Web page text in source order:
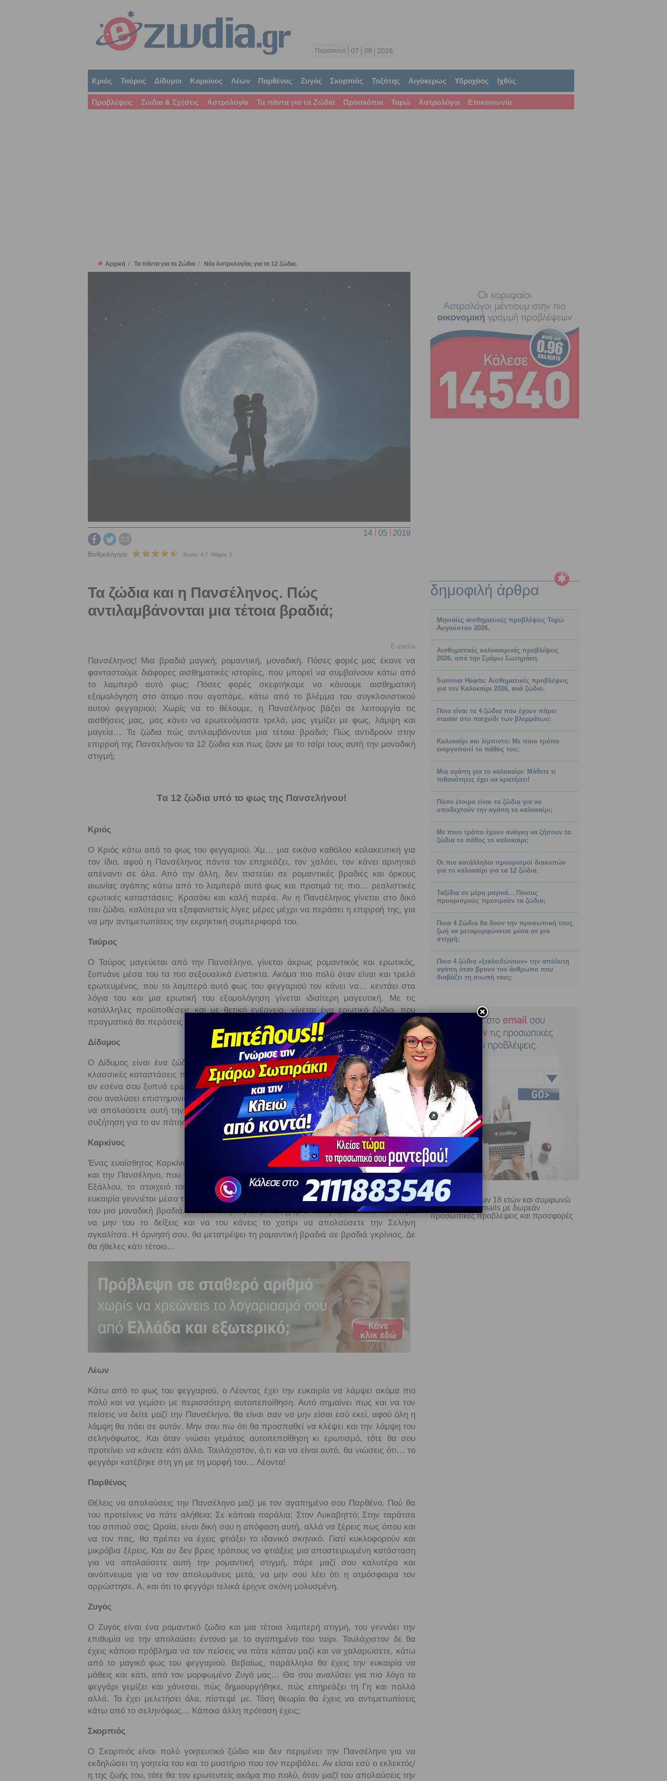
Παρασκευή 07 08 2026
Κριός Ταύρος Δίδυμοι Καρκίνος Λέων Παρθένος Ζυγός Σκορπιός Τοξότης Αιγόκερως Υδροχόος Ιχθύς
Προβλέψεις Ζώδια & Σχέσεις Αστρολογία Τα πάντα για τα Ζώδια Ωροσκόπια Ταρώ Αστρολόγοι Επικοινωνία
Αρχική / Τα πάντα για τα Ζώδια / Νέα Αστρολογίας για τα 12 ζώδια.
Βαθμολόγησε Score: 4.7 Ψήφοι: 3
14 05 2019
Τα ζώδια και η Πανσέληνος. Πώς
αντιλαμβάνονται μια τέτοια βραδιά;
E-zwdia
Πανσέληνος! Μια βραδιά μαγική, ρομαντική, μοναδική. Πόσες φορές μας έκανε να
φανταστούμε διάφορες αισθηματικές ιστορίες, που μπορεί να συμβαίνουν κάτω από
το λαμπερό αυτό φως; Πόσες φορές σκεφτήκαμε να κάνουμε αισθηματική
εξομολόγηση στο άτομο που αγαπάμε, κάτω από το βλέμμα του συγκλονιστικού
αυτού φεγγαριού; Χωρίς να το θέλουμε, η Πανσέληνος βάζει σε λειτουργία τις
αισθήσεις μας, μας κάνει να ερωτευόμαστε τρελά, μας γεμίζει με φως, λάμψη και
μαγεία… Τα ζώδια πώς αντιλαμβάνονται μια τέτοια βραδιά; Πώς αντιδρούν στην
επιρροή της Πανσελήνου τα 12 ζώδια και πως ζουν με το ταίρι τους αυτή την μοναδική
στιγμή;
Τα 12 ζώδια υπό το φως της Πανσελήνου!
Κριός
Ο Κριός κάτω από το φως του φεγγαριού. Χμ… μια εικόνα καθόλου κολακευτική για
τον ίδιο, αφού η Πανσέληνος πάντα τον επηρεάζει, τον χαλάει, τον κάνει αρνητικό
απέναντι σε όλα. Από την άλλη, δεν πιστεύει σε ρομαντικές βραδιές και όρκους
αιωνίας αγάπης κάτω από το λαμπερό αυτό φως και προτιμά τις πιο… ρεαλιστικές
ερωτικές καταστάσεις: Κρασάκι και καλή παρέα. Αν η Πανσέληνος γίνεται στο δικό
του ζώδιο, καλύτερα να εξαφανιστείς λίγες μέρες μέχρι να περάσει η επιρροή της, για
να μην αντιμετωπίσεις την εκρηκτική συμπεριφορά του.
Ταύρος
Ο Ταύρος μαγεύεται από την Πανσέληνο, γίνεται άκρως ρομαντικός και ερωτικός,
ξυπνάνε μέσα του τα πιο σεξουαλικά ένστικτα. Ακόμα πιο πολύ όταν είναι και τρελά
ερωτευμένος, που το λαμπερό αυτό φως του φεγγαριού τον κάνει να… κεντάει στα
λόγια του και μια ερωτική του εξομολόγηση γίνεται ιδιαίτερη μαγευτική. Με τις
κατάλληλες προϋποθέσεις και με θετική ενέργεια, γίνεται ένα ερωτικό ζώδιο, που
πραγματικά θα περάσεις τέλεια μαζί του και θα νιώσεις ότι ζεις ένα όνειρο.
Δίδυμος
Ο Δίδυμος είναι ένα ζώδιο που γενικά δεν ακολουθεί τον υπόλοιπο κόσμο και τις
κλασσικές καταστάσεις που συμβαίνουν γύρω του. Το ίδιο και με την Πανσέληνο, που
αν εσένα σου ξυπνά ερωτισμό, εκείνος με κάποιον τρόπο θα σε ξενερώσει, αφού θα
σου αναλύσει επιστημονικά τις φάσεις του φεγγαριού. Κι αν θέλεις να πάτε κάπου και
να απολαύσετε αυτή την ρομαντική βραδιά, αυτός είναι ικανός να σε ζαλίσει με μια
συζήτηση για το αν πάτησε ή όχι ο άνθρωπος στο φεγγάρι…
Καρκίνος
Ένας ευαίσθητος Καρκίνος, δε θα μπορούσε παρά να λατρεύει τη μαγευτική Σελήνη
και την Πανσέληνο, που τον κάνει πραγματικά να ταξιδεύει σε ρομαντικούς κόσμους.
Εξάλλου, το στοιχειό του ρομαντισμού είναι έντονο στη ζωή του και με αυτή την
ευκαιρία γεννιέται μέσα του το πάθος και ο ερωτισμός, θέλει να απολαύσει με το ταίρι
του μια μοναδική βραδιά. Αν δεν ανήκεις στην κατηγορία των ρομαντικών, καλύτερα
να μην του το δείξεις και να του κάνεις το χατίρι να απολαύσετε την Σελήνη
αγκαλίτσα. Η άρνησή σου, θα μετατρέψει τη ρομαντική βραδιά σε βραδιά γκρίνιας. Δε
θα ήθελες κάτι τέτοιο…
Λέων
Κάτω από το φως του φεγγαριού, ο Λέοντας έχει την ευκαιρία να λάμψει ακόμα πιο
πολύ και να γεμίσει με περισσότερη αυτοπεποίθηση. Αυτό σημαίνει πως και να τον
πείσεις να δείτε μαζί την Πανσέληνο, θα είναι σαν να μην είσαι εσύ εκεί, αφού όλη η
λάμψη θα πάει σε αυτόν. Μην σου πω ότι θα προσπαθεί να κλέψει και την λάμψη του
σεληνόφωτος. Και όταν νιώσει γεμάτος αυτοπεποίθηση κι ερωτισμό, τότε θα σου
προτείνει να κάνετε κάτι άλλο. Τουλάχιστον, ό,τι και να είναι αυτό, θα νιώσεις ότι… το
φεγγάρι κατέβηκε στη γη με τη μορφή του… Λέοντα!
Παρθένος
Θέλεις να απολαύσεις την Πανσέληνο μαζί με τον αγαπημένο σου Παρθένο. Πού θα
του προτείνεις να πάτε αλήθεια; Σε κάποια παράλια; Στον Λυκαβηττό; Στην ταράτσα
του σπιτιού σας; Ωραία, είναι δική σου η απόφαση αυτή, αλλά να ξέρεις πως όπου και
να τον πας, θα πρέπει να έχεις φτιάξει το ιδανικό σκηνικό. Γιατί κυκλοφορούν και
μικρόβια ξέρεις. Και αν δεν βρεις τρόπους να φτιάξεις μια αποστειρωμένη κατάσταση
για να απολαύσετε αυτή την ρομαντική στιγμή, πάρε μαζί σου καλυτέρα και
οινόπνευμα για να τον απολυμάνεις μετά, να μην σου λέει ότι η ατμόσφαιρα τον
αρρώστησε. Α, και ότι το φεγγάρι τελικά έριχνε σκόνη μολυσμένη.
Ζυγός
Ο Ζυγός είναι ένα ρομαντικό ζώδιο και μια τέτοια λαμπερή στιγμή, του γεννάει την
επιθυμία να την απολαύσει έντονα με το αγαπημένο του ταίρι. Τουλάχιστον δε θα
έχεις κάποιο πρόβλημα να τον πείσεις να πάτε κάπου μαζί και να χαλαρώσετε, κάτω
από το μαγικό φως του φεγγαριού. Βεβαίως, παράλληλα θα έχεις την ευκαιρία να
μάθεις και κάτι, από τον μορφωμένο Ζυγό μας… Θα σου αναλύσει για πιο λόγο το
φεγγάρι γεμίζει και χάνεσαι, πώς δημιουργήθηκε, πώς επηρεάζει τη Γη και πολλά
αλλά. Τα έχει μελετήσει όλα, πίστεψέ με. Τόση θεωρία θα έχεις να αντιμετωπίσεις
κάτω από το σεληνόφως… Κάποια άλλη πρόταση έχεις;
Σκορπιός
Ο Σκορπιός είναι πολύ γοητευτικό ζώδιο και δεν περιμένει την Πανσέληνο για να
εκδηλώσει τη γοητεία του και το μυστήριο που τον περιβάλει. Αν είσαι εσύ ο εκλεκτός/
η της ζωής του, τότε θα τον ερωτευτείς ακόμα πιο πολύ, όταν μαζί του απολαύσεις την
δημοφιλή άρθρα
Μηνιαίες αισθηματικές προβλέψεις Ταρώ
Αυγούστου 2026.
Αισθηματικές καλοκαιρινές προβλέψεις
2026, από την Σμάρω Σωτηράκη.
Summer Hearts: Αισθηματικές προβλέψεις
για τον Καλοκαίρι 2026, ανά ζώδιο.
Ποια είναι τα 4 ζώδια που έχουν πάρει
master στο παιχνίδι των βλεμμάτων;
Καλοκαίρι και λίμπιντο: Με ποιο τρόπο
ενεργοποιεί το πάθος του;
Μια αγάπη για το καλοκαίρι: Μάθετε τι
πιθανότητες έχει να κρατήσει!
Πόσο έτοιμα είναι τα ζώδια για να
υποδεχτούν την αγάπη το καλοκαίρι;
Με ποιο τρόπο έχουν ανάγκη να ζήσουν τα
ζώδια το πάθος το καλοκαίρι;
Οι πιο κατάλληλοι προορισμοί διακοπών
για το καλοκαίρι για τα 12 ζώδια.
Ταξίδια σε μέρη μαγικά... Ποιους
προορισμούς προτιμούν τα ζώδια;
Ποια 4 Ζώδια θα δουν την προσωπική τους
ζωή να μεταμορφώνεται μέσα σε μια
στιγμή;
Ποια 4 ζώδια «ξεκλειδώνουν» την απόλυτη
αγάπη όταν βρουν τον άνθρωπο που
διαβάζει τη σιωπή τους;
Κριός
Είμαι άνω των 18 ετών και συμφωνώ
να λαμβάνω e-mails με δωρεάν
προσωπικές προβλέψεις και προσφορές